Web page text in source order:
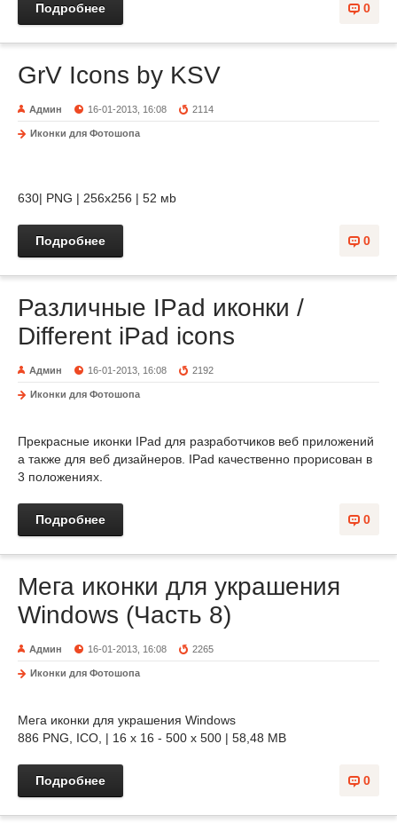
0
Подробнее
GrV Icons by KSV
Админ 16-01-2013, 16:08 2114
Иконки для Фотошопа
630| PNG | 256x256 | 52 мb
0
Подробнее
Различные IPad иконки /
Different iPad icons
Админ 16-01-2013, 16:08 2192
Иконки для Фотошопа
Прекрасные иконки IPad для разработчиков веб приложений
а также для веб дизайнеров. IPad качественно прорисован в
3 положениях.
0
Подробнее
Мега иконки для украшения
Windows (Часть 8)
Админ 16-01-2013, 16:08 2265
Иконки для Фотошопа
Мега иконки для украшения Windows
886 PNG, ICO, | 16 x 16 - 500 х 500 | 58,48 MB
0
Подробнее